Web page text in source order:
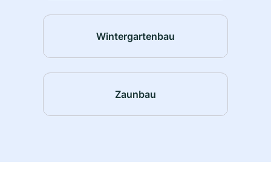
Wintergartenbau
Zaunbau